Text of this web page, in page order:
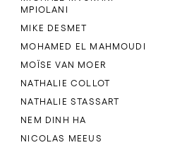
MPIOLANI
MIKE DESMET
MOHAMED EL MAHMOUDI
MOÏSE VAN MOER
NATHALIE COLLOT
NATHALIE STASSART
NEM DINH HA
NICOLAS MEEUS